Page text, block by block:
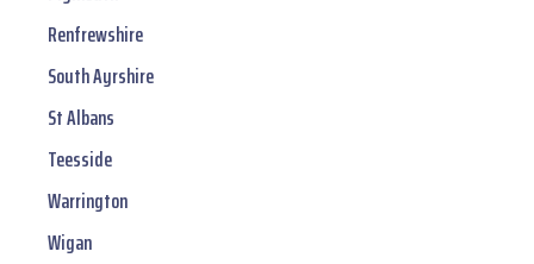
Renfrewshire
South Ayrshire
St Albans
Teesside
Warrington
Wigan